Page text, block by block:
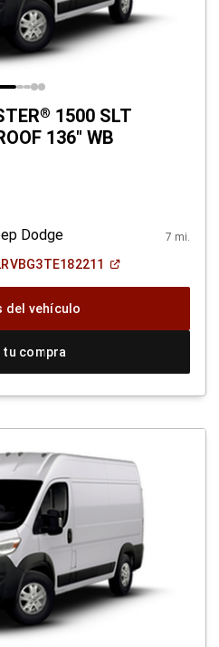
® 1500 SLT
136" WB
Dodge 7 mi.
(Abrir
una
del vehículo
tu compra